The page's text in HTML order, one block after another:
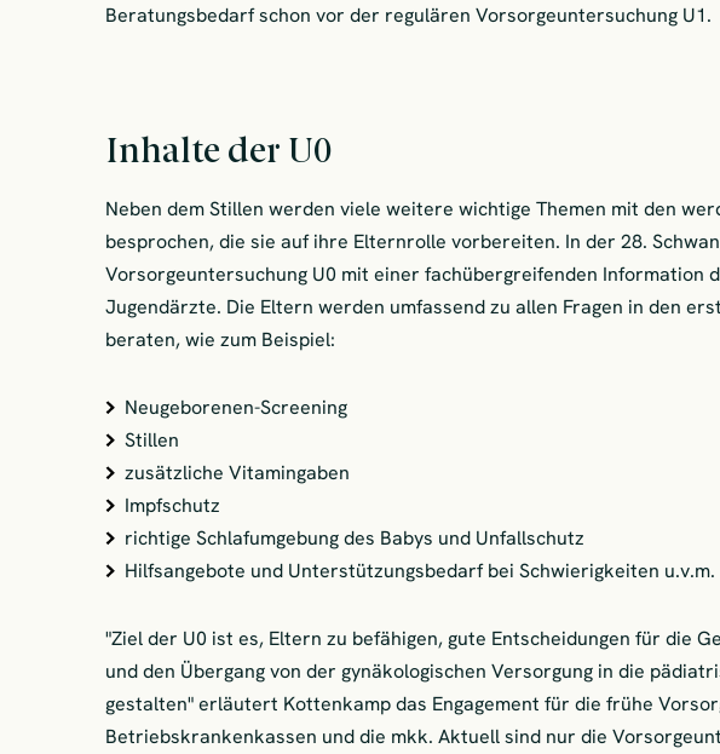
Beratungsbedarf schon vor der regulären Vorsorgeuntersuchung U1.
Inhalte der U0
Neben dem Stillen werden viele weitere wichtige Themen mit den
besprochen, die sie auf ihre Elternrolle vorbereiten. In der 28.
Vorsorgeuntersuchung U0 mit einer fachübergreifenden Information
Jugendärzte. Die Eltern werden umfassend zu allen Fragen in den
beraten, wie zum Beispiel:
Neugeborenen-Screening
Stillen
zusätzliche Vitamingaben
Impfschutz
richtige Schlafumgebung des Babys und Unfallschutz
Hilfsangebote und Unterstützungsbedarf bei Schwierigkeiten u.v.m.
"Ziel der U0 ist es, Eltern zu befähigen, gute Entscheidungen für die
und den Übergang von der gynäkologischen Versorgung in die
gestalten" erläutert Kottenkamp das Engagement für die frühe
Betriebskrankenkassen und die mkk. Aktuell sind nur die